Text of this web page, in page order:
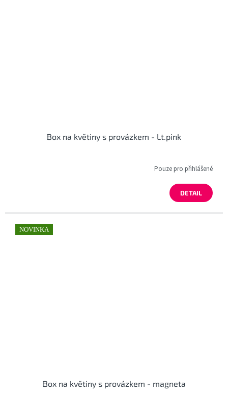
Box na květiny s provázkem - Lt.pink
Pouze pro přihlášené
DETAIL
NOVINKA
Box na květiny s provázkem - magneta